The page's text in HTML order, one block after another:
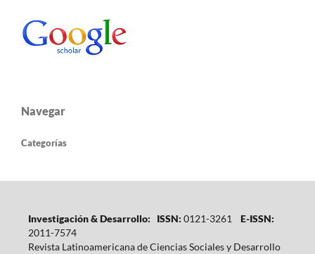
Navegar
Categorías
Investigación & Desarrollo: ISSN: 0121-3261
E-ISSN:
2011-7574
Revista Latinoamericana de Ciencias Sociales y Desarrollo